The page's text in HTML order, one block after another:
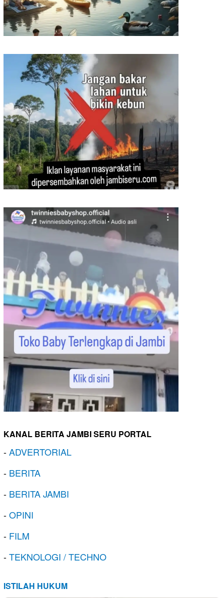
KANAL BERITA JAMBI SERU PORTAL
-ADVERTORIAL
- BERITA
- BERITA JAMBI
-OPINI
- FILM
-TEKNOLOGI / TECHNO
ISTILAH HUKUM